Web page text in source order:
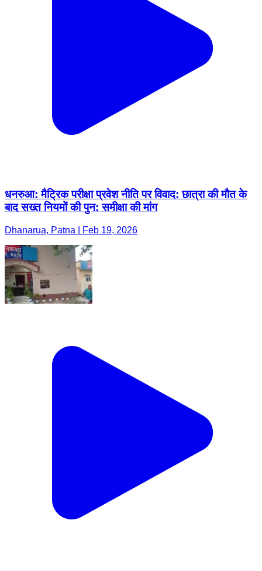
धनरुआ: मैट्रिक परीक्षा प्रवेश नीति पर विवाद: छात्रा की मौत के
बाद सख्त नियमों की पुन: समीक्षा की मांग
Dhanarua, Patna | Feb 19, 2026